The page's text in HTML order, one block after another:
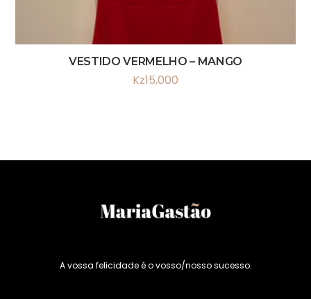
VESTIDO VERMELHO – MANGO
Kz15,000
A vossa felicidade é o vosso/nosso sucesso.